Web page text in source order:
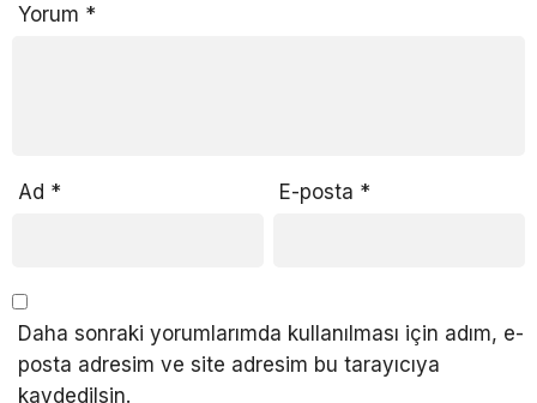
Yorum *
Ad * E-posta *
Daha sonraki yorumlarımda kullanılması için adım, e-
posta adresim ve site adresim bu tarayıcıya
kaydedilsin.